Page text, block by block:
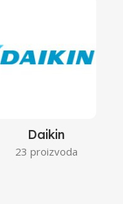
Daikin
23 proizvoda